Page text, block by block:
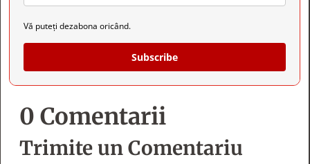
Vă puteți dezabona oricând.
Subscribe
0 Comentarii
Trimite un Comentariu